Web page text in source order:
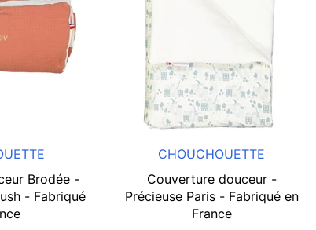
Brodée -
- Fabriqué
CHOUCHOUETTE
Couverture douceur -
Précieuse Paris - Fabriqué en
France